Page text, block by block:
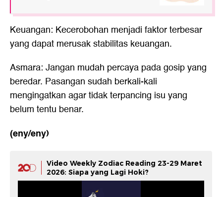
Keuangan: Kecerobohan menjadi faktor terbesar
yang dapat merusak stabilitas keuangan.
Asmara: Jangan mudah percaya pada gosip yang
beredar. Pasangan sudah berkali-kali
mengingatkan agar tidak terpancing isu yang
belum tentu benar.
(eny/eny)
Video Weekly Zodiac Reading 23-29 Maret
2026: Siapa yang Lagi Hoki?